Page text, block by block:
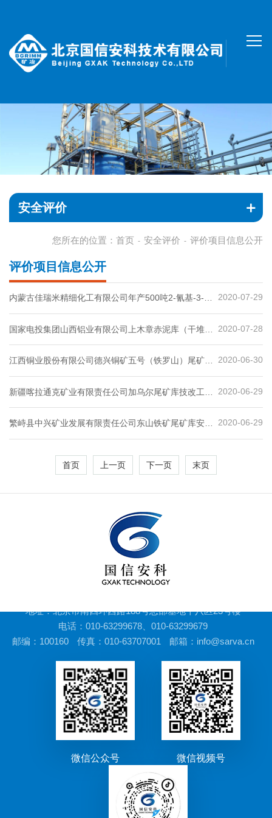
安全评价
您所在的位置： 首页 - 安全评价 - 评价项目信息公开
评价项目信息公开
2020-07-29
内蒙古佳瑞米精细化工有限公司年产500吨2-氰基-3-
2020-07-28
国家电投集团山西铝业有限公司上木章赤泥库（干堆）
2020-06-30
江西铜业股份有限公司德兴铜矿五号（铁罗山）尾矿库
2020-06-29
新疆喀拉通克矿业有限责任公司加乌尔尾矿库技改工程
2020-06-29
繁峙县中兴矿业发展有限责任公司东山铁矿尾矿库安全
首页 上一页 下一页 末页
地址：北京市南四环西路188号总部基地十八区23号楼
电话：010-63299678、010-63299679
邮编：100160
传真：010-63707001 邮箱：info@sarva.cn
微信公众号 微信视频号